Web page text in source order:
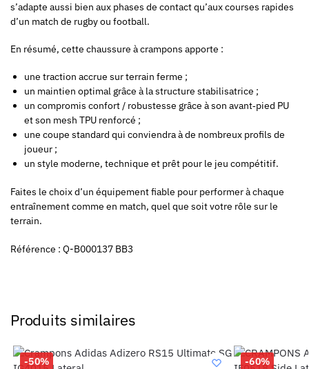
s’adapte aussi bien aux phases de contact qu’aux courses rapides
d’un match de rugby ou football.
En résumé, cette chaussure à crampons apporte :
une traction accrue sur terrain ferme ;
un maintien optimal grâce à la structure stabilisatrice ;
un compromis confort / robustesse grâce à son avant‑pied PU
et son mesh TPU renforcé ;
une coupe standard qui conviendra à de nombreux profils de
joueur ;
un style moderne, technique et prêt pour le jeu compétitif.
Faites le choix d’un équipement fiable pour performer à chaque
entraînement comme en match, quel que soit votre rôle sur le
terrain.
Référence : Q-B000137 BB3
Produits similaires
-50% -60%